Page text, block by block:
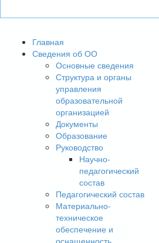
Главная
Сведения об ОО
Основные сведения
Структура и органы
управления
образовательной
организацией
Документы
Образование
Руководство
Научно-
педагогический
состав
Педагогический состав
Материально-
техническое
обеспечение и
оснащенность